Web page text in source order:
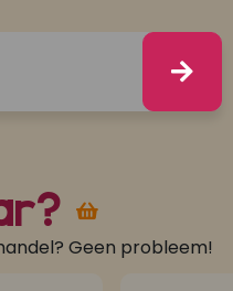
Geen probleem!